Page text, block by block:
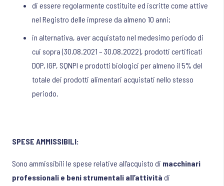
di essere regolarmente costituite ed iscritte come attive
nel Registro delle imprese da almeno 10 anni;
in alternativa, aver acquistato nel medesimo periodo di
cui sopra (30.08.2021 – 30.08.2022), prodotti certificati
DOP, IGP, SQNPI e prodotti biologici per almeno il 5% del
totale dei prodotti alimentari acquistati nello stesso
periodo.
SPESE AMMISSIBILI:
Sono ammissibili le spese relative all’acquisto di macchinari
professionali e beni strumentali all’attività di